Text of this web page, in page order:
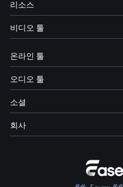
리소스
비디오 및 오디오 다운로드
보이스 체인저 팁
디스코드 보이스 체인저
OBS 보이스 체인저
여성 목소리 보이스 체인저
비디오 툴
비디오 다운로더
비디오 에디터
비디오킷
온라인 툴
온라인 비디오 다운로더
온라인 보이스 체인저
AI 목소리 및 음향 효과
오디오 툴
보이스 웨이브
보컬 리무버
메인 보컬 및 코러스 분리
소셜

회사